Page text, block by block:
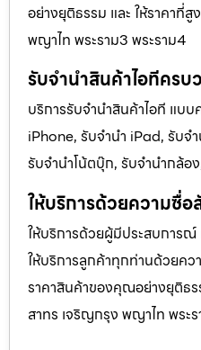
อย่างยุติธรรม และ ให้ราคาที่
พญาไท พระราม3 พระราม4
รับจำนำสินค้าไอทีครบ
บริการรับจำนำสินค้าไอที แบบ
iPhone, รับจำนำ iPad, รับ
รับจำนำโน้ตบุ๊ก, รับจำนำกล้
ให้บริการด้วยความซื่อ
ให้บริการด้วยผู้มีประสบการณ์
ให้บริการลูกค้าทุกท่านด้วยคว
ราคาสินค้าของคุณอย่างยุติธ
สาทร เจริญกรุง พญาไท พระ